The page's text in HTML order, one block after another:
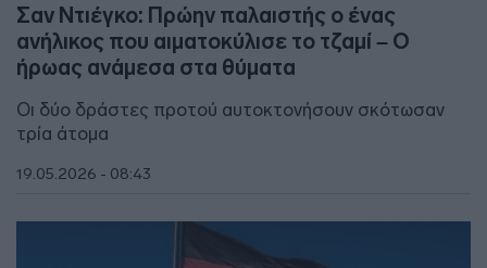
Σαν Ντιέγκο: Πρώην παλαιστής ο ένας
ανήλικος που αιματοκύλισε το τζαμί – Ο
ήρωας ανάμεσα στα θύματα
Οι δύο δράστες προτού αυτοκτονήσουν σκότωσαν
τρία άτομα
19.05.2026 - 08:43